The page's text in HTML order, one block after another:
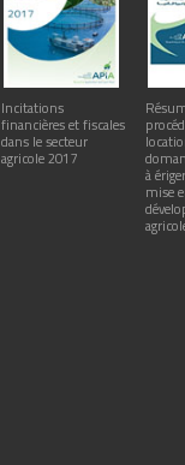
Incitations
financières et fiscales
dans le secteur
agricole 2017
à
mise